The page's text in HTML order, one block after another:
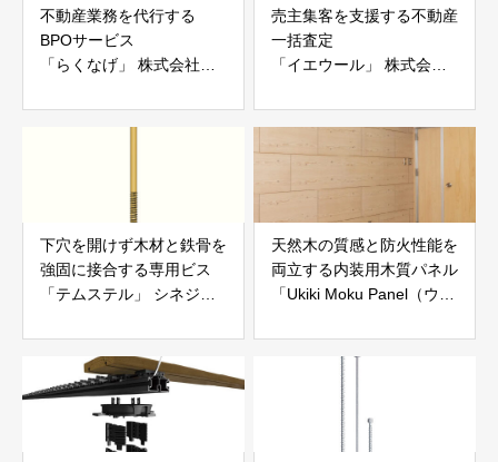
不動産業務を代行する
BPOサービス
「らくなげ」 株式会社い
売主集客を支援する不動産
一括査定
「イエウール」 株式会社
下穴を開けず木材と鉄骨を
強固に接合する専用ビス
「テムステル」 シネジッ
天然木の質感と防火性能を
両立する内装用木質パネル
「Ukiki Moku Panel（ウキ
社サンパテック